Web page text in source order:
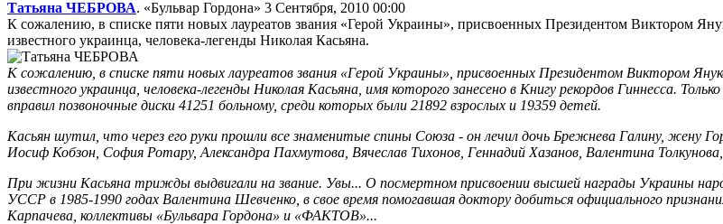
Татьяна ЧЕБРОВА. «Бульвар Гордона» 3 Сентября, 2010 00:00
К сожалению, в списке пяти новых лауреатов звания «Герой Украины», присвоенных Президентом Виктором
известного украинца, человека-легенды Николая Касьяна.
К сожалению, в списке пяти новых лауреатов звания «Герой Украины», присвоенных Президентом Виктором
известного украинца, человека-легенды Николая Касьяна, имя которого занесено в Книгу рекордов Гиннесса.
вправил позвоночные диски 41251 больному, среди которых были 21892 взрослых и 19359 детей.
Касьян шутил, что через его руки прошли все знаменитые спины Союза - он лечил дочь Брежнева Галину, жену
Иосиф Кобзон, София Ротару, Александра Пахмутова, Вячеслав Тихонов, Геннадий Хазанов, Валентина
При жизни Касьяна трижды выдвигали на звание. Увы... О посмертном присвоении высшей награды Украины
УССР в 1985-1990 годах Валентина Шевченко, в свое время помогавшая доктору добиться официального
Карпачева, коллективы «Бульвара Гордона» и «ФАКТОВ»...